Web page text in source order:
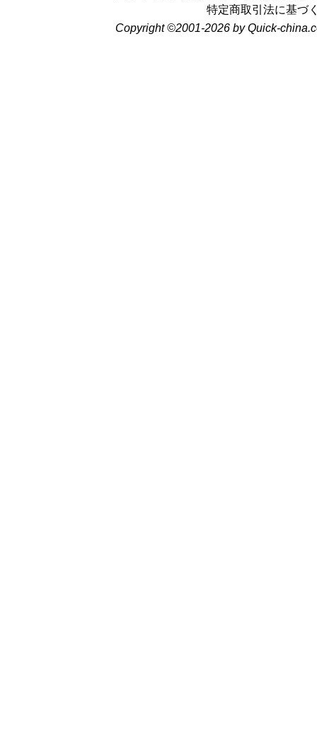
特定商取引法に基づ
Copyright ©2001-2026 by Quick-